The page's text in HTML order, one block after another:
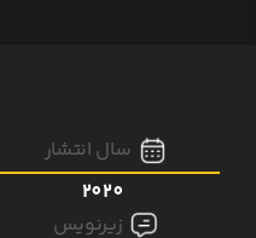
سال انتشار
2020
زیرنویس